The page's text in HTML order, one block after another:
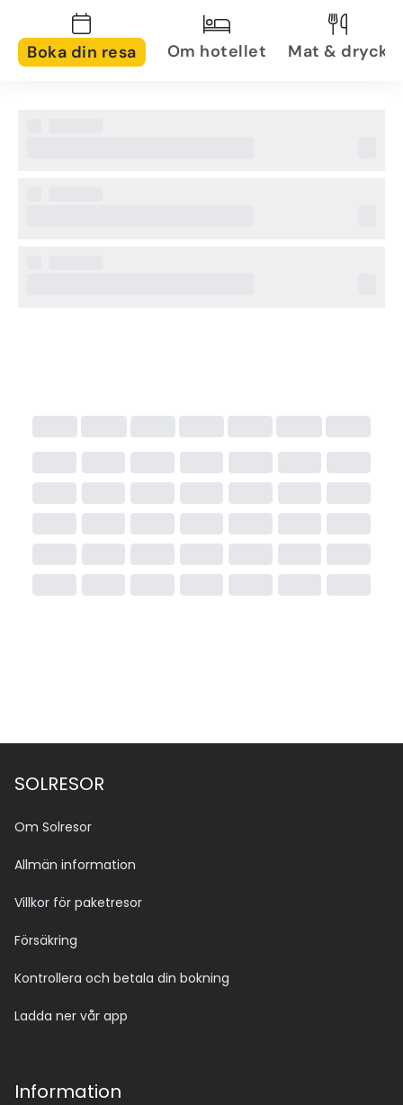
Boka din resa Om hotellet Mat & dryck
SOLRESOR
Om Solresor
Allmän information
Villkor för paketresor
Försäkring
Kontrollera och betala din bokning
Ladda ner vår app
Information